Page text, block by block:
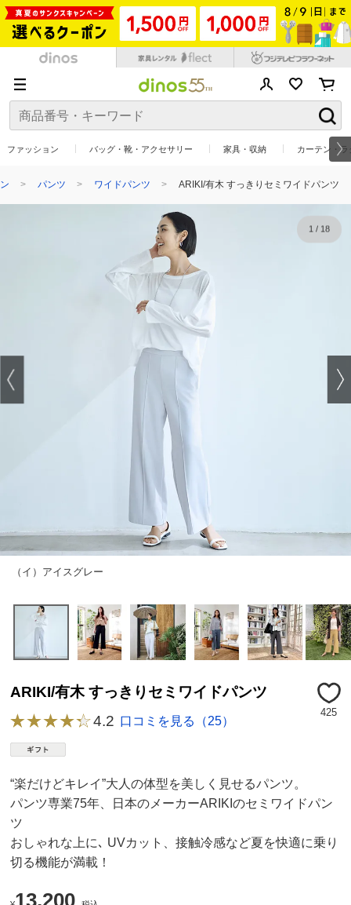
ファッション バッグ・靴・アクセサリー 家具・収納 カーテン・
パンツ ワイドパンツ ARIKI/有木 すっきりセミワイドパンツ
（イ）アイスグレー
1/ 18
ARIKI/有木 すっきりセミワイドパンツ
425
4.2 口コミを見る（25）
“楽だけどキレイ”大人の体型を美しく見せるパンツ。
パンツ専業75年、日本のメーカーARIKIのセミワイドパン
ツ
おしゃれな上に､ UVカット、接触冷感など夏を快適に乗り
切る機能が満載！
13,200